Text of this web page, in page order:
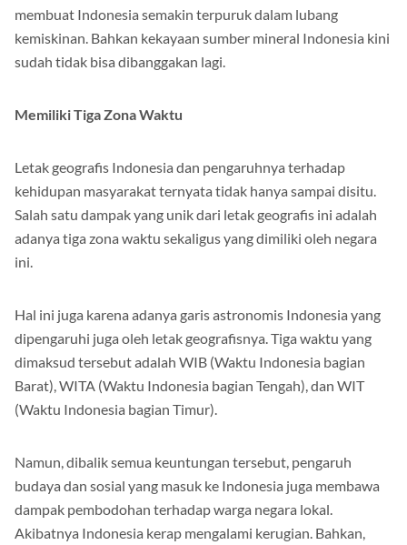
membuat Indonesia semakin terpuruk dalam lubang
kemiskinan. Bahkan kekayaan sumber mineral Indonesia kini
sudah tidak bisa dibanggakan lagi.
Memiliki Tiga Zona Waktu
Letak geografis Indonesia dan pengaruhnya terhadap
kehidupan masyarakat ternyata tidak hanya sampai disitu.
Salah satu dampak yang unik dari letak geografis ini adalah
adanya tiga zona waktu sekaligus yang dimiliki oleh negara
ini.
Hal ini juga karena adanya garis astronomis Indonesia yang
dipengaruhi juga oleh letak geografisnya. Tiga waktu yang
dimaksud tersebut adalah WIB (Waktu Indonesia bagian
Barat), WITA (Waktu Indonesia bagian Tengah), dan WIT
(Waktu Indonesia bagian Timur).
Namun, dibalik semua keuntungan tersebut, pengaruh
budaya dan sosial yang masuk ke Indonesia juga membawa
dampak pembodohan terhadap warga negara lokal.
Akibatnya Indonesia kerap mengalami kerugian. Bahkan,